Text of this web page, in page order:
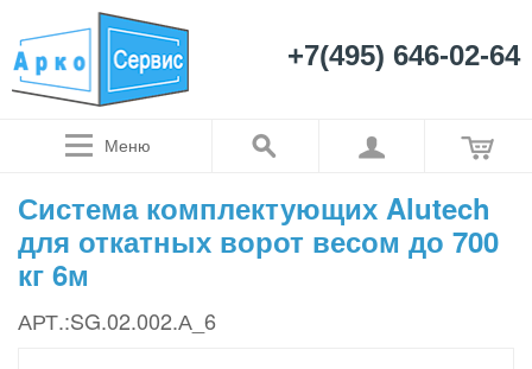
+7(495) 646-02-64
Меню
Система комплектующих Alutech
для откатных ворот весом до 700
кг 6м
АРТ.:SG.02.002.А_6